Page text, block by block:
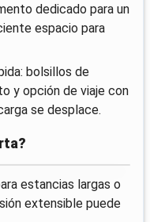
dedicado para un
espacio para
bolsillos de
y opción de viaje con
se desplace.
estancias largas o
extensible puede